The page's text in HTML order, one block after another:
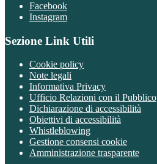
Facebook
Instagram
Sezione Link Utili
Cookie policy
Note legali
Informativa Privacy
Ufficio Relazioni con il Pubblico
Dichiarazione di accessibilità
Obiettivi di accessibilità
Whistleblowing
Gestione consensi cookie
Amministrazione trasparente